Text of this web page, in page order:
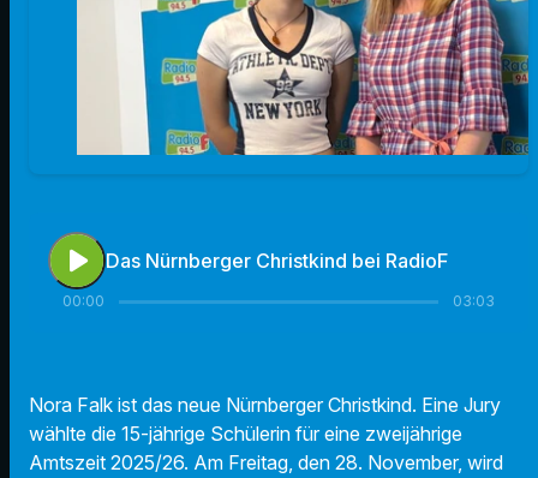
play_arrow Das Nürnberger Christkind bei RadioF
00:00 03:03
Nora Falk ist das neue Nürnberger Christkind. Eine Jury
wählte die 15-jährige Schülerin für eine zweijährige
Amtszeit 2025/26. Am Freitag, den 28. November, wird